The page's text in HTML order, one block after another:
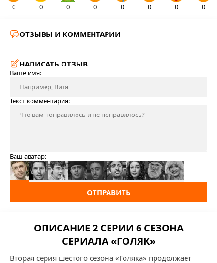
0 0 0 0 0 0 0 0
ОТЗЫВЫ И КОММЕНТАРИИ
НАПИСАТЬ ОТЗЫВ
Ваше имя:
Текст комментария:
Ваш аватар:
ОТПРАВИТЬ
ОПИСАНИЕ 2 СЕРИИ 6 СЕЗОНА
СЕРИАЛА «ГОЛЯК»
Вторая серия шестого сезона «Голяка» продолжает